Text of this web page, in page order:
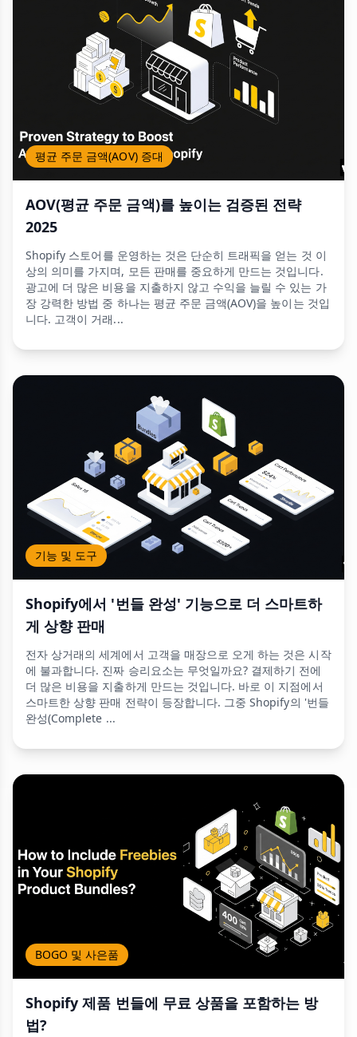
평균 주문 금액(AOV) 증대
AOV(평균 주문 금액)를 높이는 검증된 전략
2025
Shopify 스토어를 운영하는 것은 단순히 트래픽을 얻는 것 이
상의 의미를 가지며, 모든 판매를 중요하게 만드는 것입니다.
광고에 더 많은 비용을 지출하지 않고 수익을 늘릴 수 있는 가
장 강력한 방법 중 하나는 평균 주문 금액(AOV)을 높이는 것입
니다. 고객이 거래...
기능 및 도구
Shopify에서 '번들 완성' 기능으로 더 스마트하
게 상향 판매
전자 상거래의 세계에서 고객을 매장으로 오게 하는 것은 시작
에 불과합니다. 진짜 승리요소는 무엇일까요? 결제하기 전에
더 많은 비용을 지출하게 만드는 것입니다. 바로 이 지점에서
스마트한 상향 판매 전략이 등장합니다. 그중 Shopify의 '번들
완성(Complete ...
BOGO 및 사은품
Shopify 제품 번들에 무료 상품을 포함하는 방
법?